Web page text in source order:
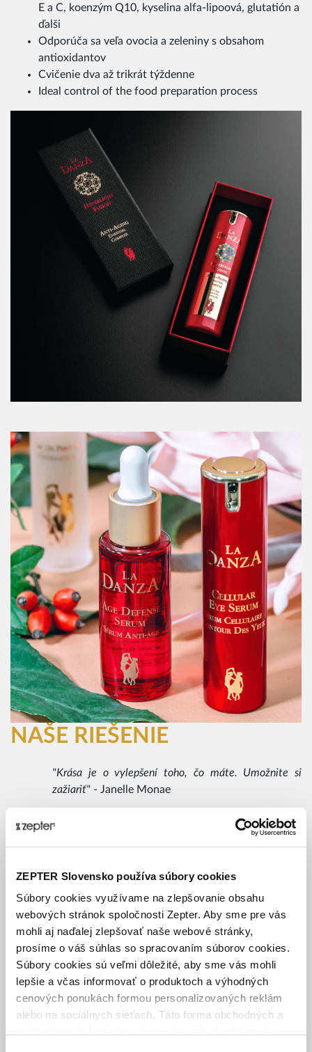
ZEPTER Slovensko používa súbory cookies
Súbory cookies využívame na zlepšovanie obsahu
webových stránok spoločnosti Zepter. Aby sme pre vás
mohli aj naďalej zlepšovať naše webové stránky,
prosíme o váš súhlas so spracovaním súborov cookies.
Súbory cookies sú veľmi dôležité, aby sme vás mohli
lepšie a včas informovať o produktoch a výhodných
cenových ponukách formou personalizovaných reklám
alebo na sociálnych sieťach. Táto forma obchodných a
E a C, koenzým Q10, kyselina alfa-lipoová, glutatión a
ďalši
Odporúča sa veľa ovocia a zeleniny s obsahom
antioxidantov
Cvičenie dva až trikrát týždenne
Ideal control of the food preparation process
NAŠE RIEŠENIE
"Krása je o vylepšení toho, čo máte. Umožnite si
zažiariť" - Janelle Monae
ZLOŽENIE
kľúčovými prvkami výnimočnej línie starostlivosti o pleť La
z nej robia dokonalé zloženie na boj proti starnutiu.
Kľúčovou účinnou zložkou jeantileukín 6 alebo "zlatá
morská tráva", ktorá veľmi účinne pôsobí proti
starnutiu. Získava sa z morskej trávy, v zložení
obsahuje o 12k vyššiu koncentráciu ako zvyčajné
zloženie
Lipactive Inca Inchi® - najbohatší zdroj omega 3-6-9